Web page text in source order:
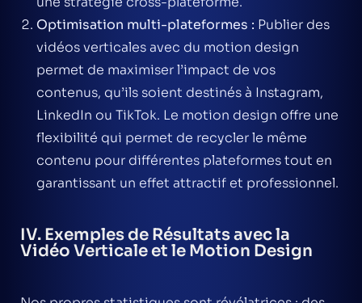
Optimisation multi-plateformes : Publier des
vidéos verticales avec du motion design
permet de maximiser l’impact de vos
contenus, qu’ils soient destinés à Instagram,
LinkedIn ou TikTok. Le motion design offre une
flexibilité qui permet de recycler le même
contenu pour différentes plateformes tout en
garantissant un effet attractif et professionnel.
IV. Exemples de Résultats avec la
Vidéo Verticale et le Motion Design